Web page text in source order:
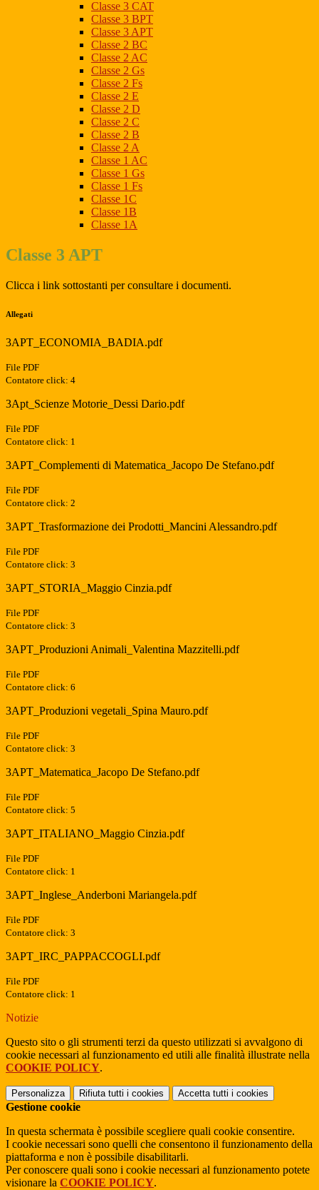
Classe 3 CAT
Classe 3 BPT
Classe 3 APT
Classe 2 BC
Classe 2 AC
Classe 2 Gs
Classe 2 Fs
Classe 2 E
Classe 2 D
Classe 2 C
Classe 2 B
Classe 2 A
Classe 1 AC
Classe 1 Gs
Classe 1 Fs
Classe 1C
Classe 1B
Classe 1A
Classe 3 APT
Clicca i link sottostanti per consultare i documenti.
Allegati
3APT_ECONOMIA_BADIA.pdf
File PDF
Contatore click: 4
3Apt_Scienze Motorie_Dessi Dario.pdf
File PDF
Contatore click: 1
3APT_Complementi di Matematica_Jacopo De Stefano.pdf
File PDF
Contatore click: 2
3APT_Trasformazione dei Prodotti_Mancini Alessandro.pdf
File PDF
Contatore click: 3
3APT_STORIA_Maggio Cinzia.pdf
File PDF
Contatore click: 3
3APT_Produzioni Animali_Valentina Mazzitelli.pdf
File PDF
Contatore click: 6
3APT_Produzioni vegetali_Spina Mauro.pdf
File PDF
Contatore click: 3
3APT_Matematica_Jacopo De Stefano.pdf
File PDF
Contatore click: 5
3APT_ITALIANO_Maggio Cinzia.pdf
File PDF
Contatore click: 1
3APT_Inglese_Anderboni Mariangela.pdf
File PDF
Contatore click: 3
3APT_IRC_PAPPACCOGLI.pdf
File PDF
Contatore click: 1
Notizie
Questo sito o gli strumenti terzi da questo utilizzati si avvalgono di
cookie necessari al funzionamento ed utili alle finalità illustrate nella
COOKIE POLICY.
Personalizza Rifiuta tutti i cookies Accetta tutti i cookies
Gestione cookie
In questa schermata è possibile scegliere quali cookie consentire.
I cookie necessari sono quelli che consentono il funzionamento della
piattaforma e non è possibile disabilitarli.
Per conoscere quali sono i cookie necessari al funzionamento potete
visionare la COOKIE POLICY.